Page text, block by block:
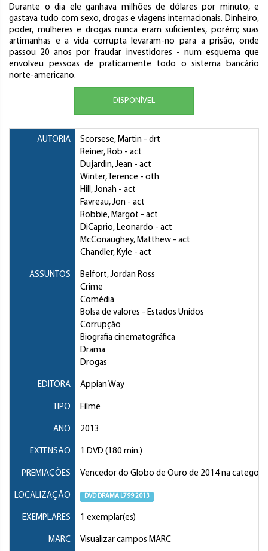
Durante o dia ele ganhava milhões de dólares por minuto, e
gastava tudo com sexo, drogas e viagens internacionais. Dinheiro,
poder, mulheres e drogas nunca eram suficientes, porém; suas
artimanhas e a vida corrupta levaram-no para a prisão, onde
passou 20 anos por fraudar investidores - num esquema que
envolveu pessoas de praticamente todo o sistema bancário
norte-americano.
DISPONÍVEL
AUTORIA Scorsese, Martin - drt
Reiner, Rob - act
Dujardin, Jean - act
Winter, Terence - oth
Hill, Jonah - act
Favreau, Jon - act
Robbie, Margot - act
DiCaprio, Leonardo - act
McConaughey, Matthew - act
Chandler, Kyle - act
ASSUNTOS
Belfort, Jordan Ross
Crime
Comédia
Bolsa de valores - Estados Unidos
Corrupção
Biografia cinematográfica
Drama
Drogas
EDITORA Appian Way
TIPO Filme
ANO 2013
EXTENSÃO 1 DVD (180 min.)
PREMIAÇÕES Vencedor do Globo de Ouro de 2014 na
LOCALIZAÇÃO DVD DRAMA L799 2013
EXEMPLARES 1 exemplar(es)
MARC Visualizar campos MARC